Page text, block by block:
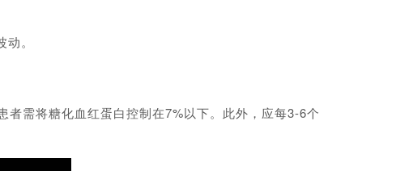
。
需将糖化血红蛋白控制在7%以下。此外，应每3-6个